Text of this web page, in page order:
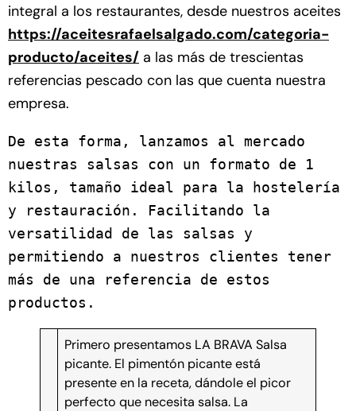
integral a los restaurantes, desde nuestros aceites
https://aceitesrafaelsalgado.com/categoria-
producto/aceites/ a las más de trescientas
referencias pescado con las que cuenta nuestra
empresa.
De esta forma, lanzamos al mercado
nuestras salsas con un formato de 1
kilos, tamaño ideal para la hostelería
y restauración. Facilitando la
versatilidad de las salsas y
permitiendo a nuestros clientes tener
más de una referencia de estos
productos.
Primero presentamos LA BRAVA Salsa
picante. El pimentón picante está
presente en la receta, dándole el picor
perfecto que necesita salsa. La